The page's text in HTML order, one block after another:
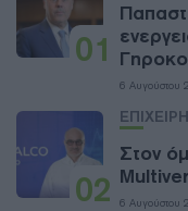
01
6 Αυγούστου
02
Στον
6 Αυγούστου